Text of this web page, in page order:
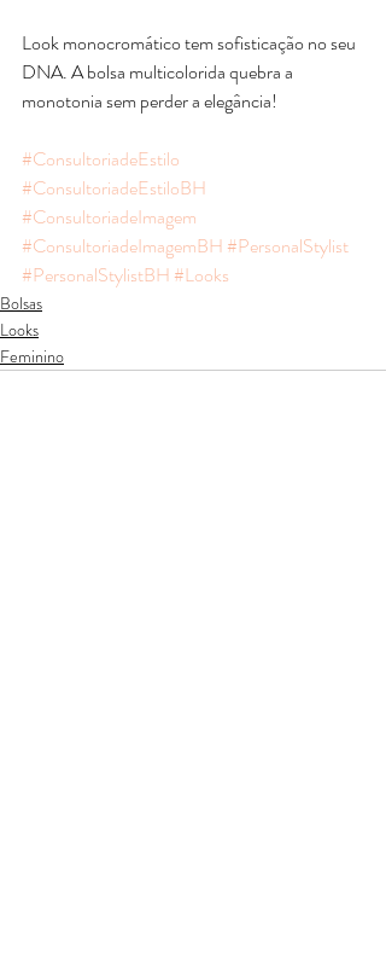
Look monocromático tem sofisticação no seu
DNA. A bolsa multicolorida quebra a
monotonia sem perder a elegância!
#ConsultoriadeEstilo
#ConsultoriadeEstiloBH
#ConsultoriadeImagem
#ConsultoriadeImagemBH #PersonalStylist
#PersonalStylistBH #Looks
Bolsas
Looks
Feminino